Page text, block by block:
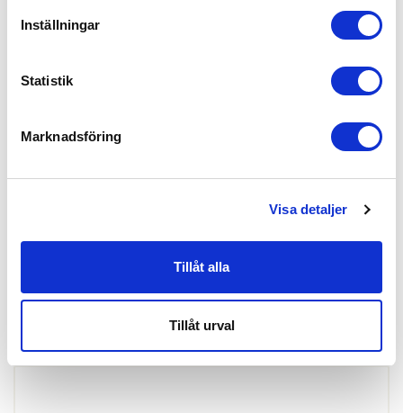
Inställningar
Statistik
Marknadsföring
Visa detaljer
Tillåt alla
Tillåt urval
Finns i lager
se priser,